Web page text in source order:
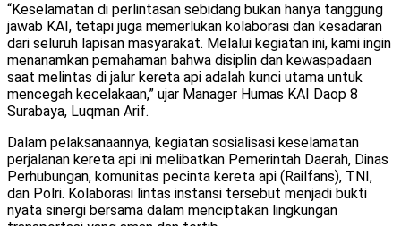
“Keselamatan di perlintasan sebidang bukan hanya tanggung
jawab KAI, tetapi juga memerlukan kolaborasi dan kesadaran
dari seluruh lapisan masyarakat. Melalui kegiatan ini, kami ingin
menanamkan pemahaman bahwa disiplin dan kewaspadaan
saat melintas di jalur kereta api adalah kunci utama untuk
mencegah kecelakaan,” ujar Manager Humas KAI Daop 8
Surabaya, Luqman Arif.
Dalam pelaksanaannya, kegiatan sosialisasi keselamatan
perjalanan kereta api ini melibatkan Pemerintah Daerah, Dinas
Perhubungan, komunitas pecinta kereta api (Railfans), TNI,
dan Polri. Kolaborasi lintas instansi tersebut menjadi bukti
nyata sinergi bersama dalam menciptakan lingkungan